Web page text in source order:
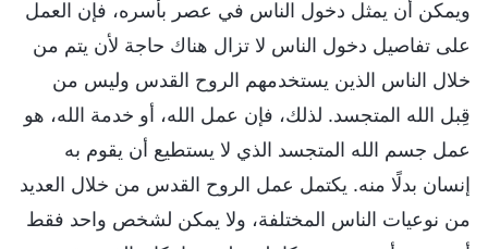
ويمكن أن يمثل دخول الناس في عصر بأسره، فإن العمل
على تفاصيل دخول الناس لا تزال هناك حاجة لأن يتم من
خلال الناس الذين يستخدمهم الروح القدس وليس من
قِبل الله المتجسد. لذلك، فإن عمل الله، أو خدمة الله، هو
عمل جسم الله المتجسد الذي لا يستطيع أن يقوم به
إنسان بدلًا منه. يكتمل عمل الروح القدس من خلال العديد
من نوعيات الناس المختلفة، ولا يمكن لشخص واحد فقط